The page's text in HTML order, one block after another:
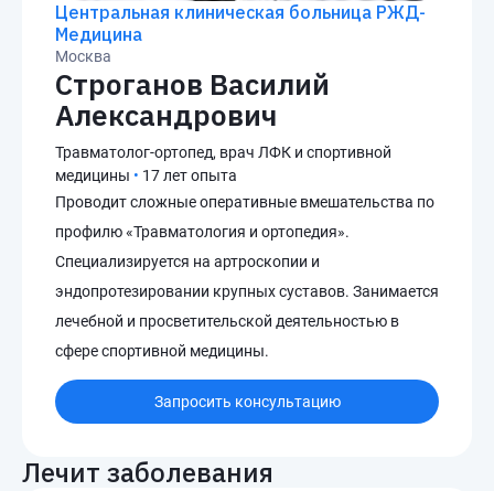
Центральная клиническая больница РЖД-
Медицина
Москва
Строганов Василий
Александрович
Травматолог-ортопед, врач ЛФК и спортивной
медицины • 17 лет опыта
Проводит сложные оперативные вмешательства по
профилю «Травматология и ортопедия».
Специализируется на артроскопии и
эндопротезировании крупных суставов. Занимается
лечебной и просветительской деятельностью в
сфере спортивной медицины.
Запросить консультацию
Лечит заболевания